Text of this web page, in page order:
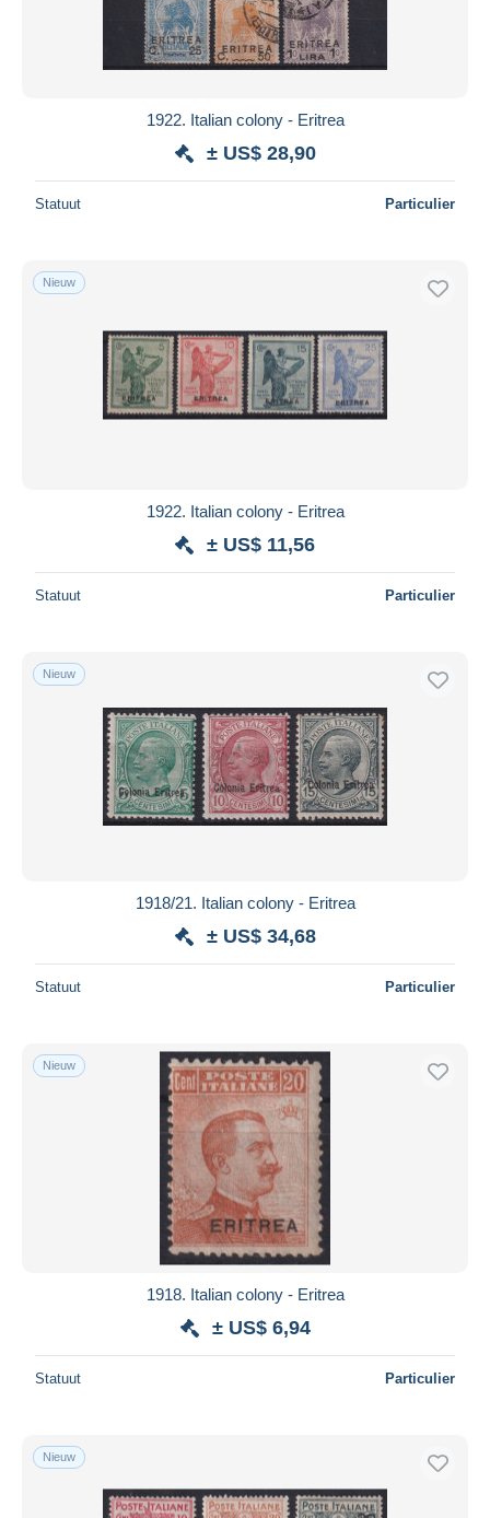
1922. Italian colony - Eritrea
± US$ 28,90
Statuut Particulier
Nieuw
1922. Italian colony - Eritrea
± US$ 11,56
Statuut Particulier
Nieuw
1918/21. Italian colony - Eritrea
± US$ 34,68
Statuut Particulier
Nieuw
1918. Italian colony - Eritrea
± US$ 6,94
Statuut Particulier
Nieuw